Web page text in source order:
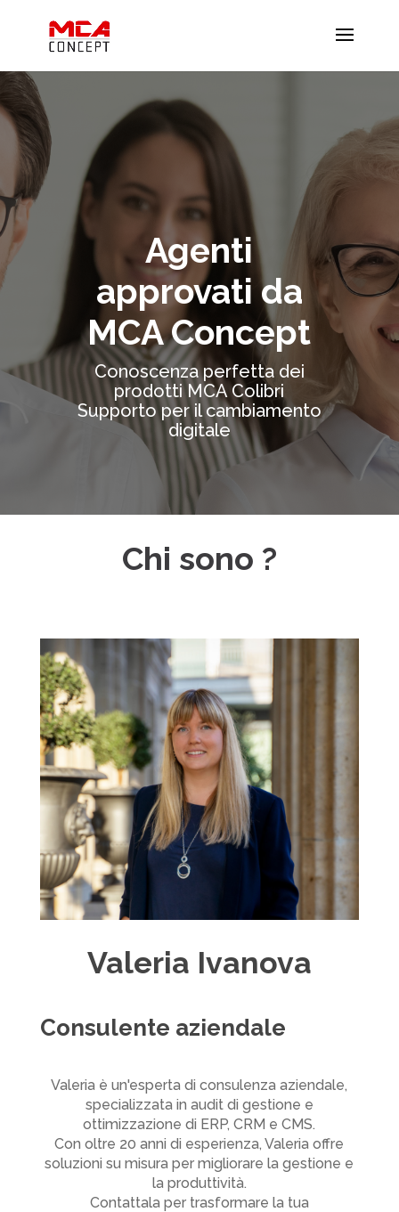
Agenti
approvati da
MCA Concept
Conoscenza perfetta dei
prodotti MCA Colibri
Supporto per il cambiamento
digitale
Chi sono ?
Valeria Ivanova
Consulente aziendale
Valeria è un'esperta di consulenza aziendale,
specializzata in audit di gestione e
ottimizzazione di ERP, CRM e CMS.
Con oltre 20 anni di esperienza, Valeria offre
soluzioni su misura per migliorare la gestione e
la produttività.
Contattala per trasformare la tua